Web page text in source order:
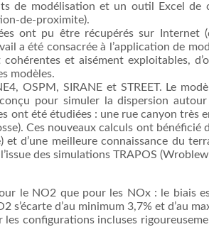
de modélisation et un outil Excel de
de-proximite).
ont pu être récupérés sur Internet
a été consacrée à l’application de
et aisément exploitables,
modèles.
OSPM, SIRANE et STREET. Le
pour simuler la dispersion autour
été étudiées : une rue canyon très
Ces nouveaux calculs ont bénéficié
d’une meilleure connaissance du
des simulations TRAPOS
le NO2 que pour les NOx : le biais
d’au minimum 3,7% et d’au
configurations incluses